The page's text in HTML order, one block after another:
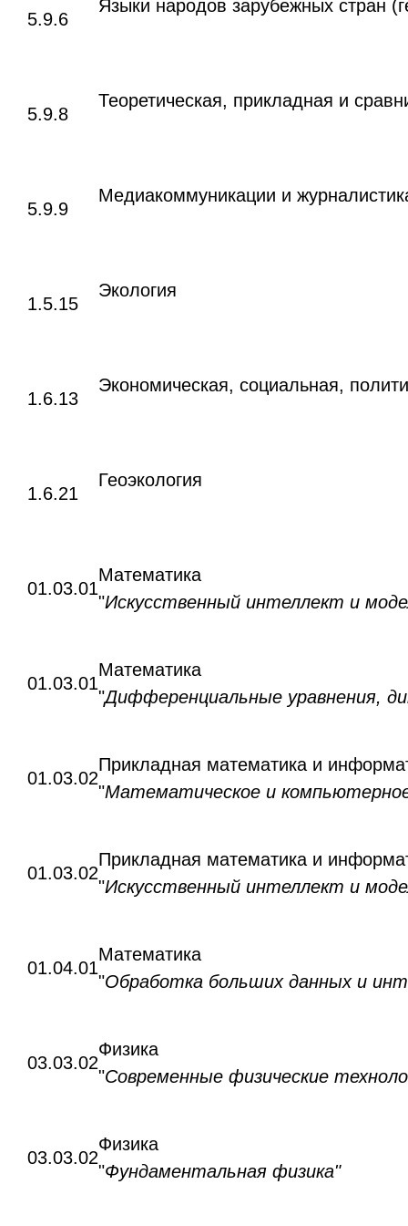
5.9.6
Языки народов зарубежных стран
5.9.8
Теоретическая, прикладная и
5.9.9
Медиакоммуникации и
1.5.15
Экология
1.6.13
Экономическая, социальная,
1.6.21
Геоэкология
01.03.01
Математика
"Искусственный интеллект и
01.03.01
Математика
"Дифференциальные уравнения,
01.03.02
Прикладная математика и
"Математическое и
01.03.02
Прикладная математика и
"Искусственный интеллект и
01.04.01
Математика
"Обработка больших данных и
03.03.02
Физика
"Современные физические
03.03.02
Физика
"Фундаментальная физика"